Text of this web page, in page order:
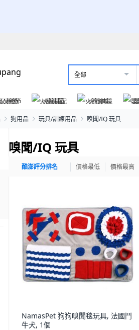
全部
父親節
火箭速配 火箭跨境
狗用品 玩具/訓練用品 嗅聞/IQ 玩具
嗅聞/IQ 玩具
酷澎評分排名 價格最低 價格最高
NamasPet 狗狗嗅聞毯玩具, 法國鬥
牛犬, 1個